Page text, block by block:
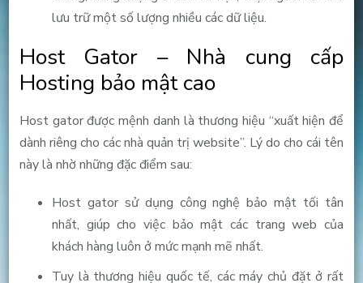
lưu trữ một số lượng nhiều các dữ liệu.
Host Gator – Nhà cung cấp
Hosting bảo mật cao
Host gator được mệnh danh là thương hiệu “xuất hiện để
dành riêng cho các nhà quản trị website”. Lý do cho cái tên
này là nhờ những đặc điểm sau:
Host gator sử dụng công nghệ bảo mật tối tân
nhất, giúp cho việc bảo mật các trang web của
khách hàng luôn ở mức mạnh mẽ nhất.
Tuy là thương hiệu quốc tế, các máy chủ đặt ở rất